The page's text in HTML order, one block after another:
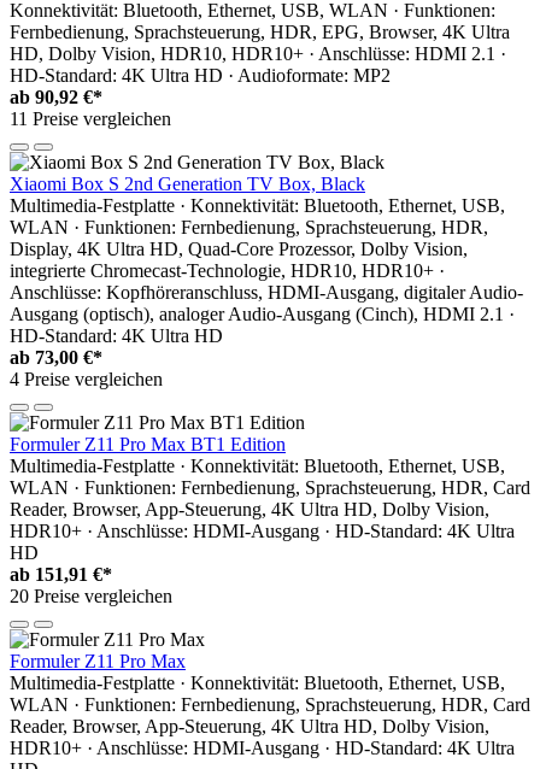
Konnektivität: Bluetooth, Ethernet, USB, WLAN · Funktionen:
Fernbedienung, Sprachsteuerung, HDR, EPG, Browser, 4K Ultra
HD, Dolby Vision, HDR10, HDR10+ · Anschlüsse: HDMI 2.1 ·
HD-Standard: 4K Ultra HD · Audioformate: MP2
ab 90,92 €*
11 Preise vergleichen
Xiaomi Box S 2nd Generation TV Box, Black
Multimedia-Festplatte · Konnektivität: Bluetooth, Ethernet, USB,
WLAN · Funktionen: Fernbedienung, Sprachsteuerung, HDR,
Display, 4K Ultra HD, Quad-Core Prozessor, Dolby Vision,
integrierte Chromecast-Technologie, HDR10, HDR10+ ·
Anschlüsse: Kopfhöreranschluss, HDMI-Ausgang, digitaler Audio-
Ausgang (optisch), analoger Audio-Ausgang (Cinch), HDMI 2.1 ·
HD-Standard: 4K Ultra HD
ab 73,00 €*
4 Preise vergleichen
Formuler Z11 Pro Max BT1 Edition
Multimedia-Festplatte · Konnektivität: Bluetooth, Ethernet, USB,
WLAN · Funktionen: Fernbedienung, Sprachsteuerung, HDR, Card
Reader, Browser, App-Steuerung, 4K Ultra HD, Dolby Vision,
HDR10+ · Anschlüsse: HDMI-Ausgang · HD-Standard: 4K Ultra
HD
ab 151,91 €*
20 Preise vergleichen
Formuler Z11 Pro Max
Multimedia-Festplatte · Konnektivität: Bluetooth, Ethernet, USB,
WLAN · Funktionen: Fernbedienung, Sprachsteuerung, HDR, Card
Reader, Browser, App-Steuerung, 4K Ultra HD, Dolby Vision,
HDR10+ · Anschlüsse: HDMI-Ausgang · HD-Standard: 4K Ultra